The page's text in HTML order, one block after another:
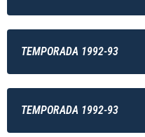
TEMPORADA 1992-93
TEMPORADA 1992-93